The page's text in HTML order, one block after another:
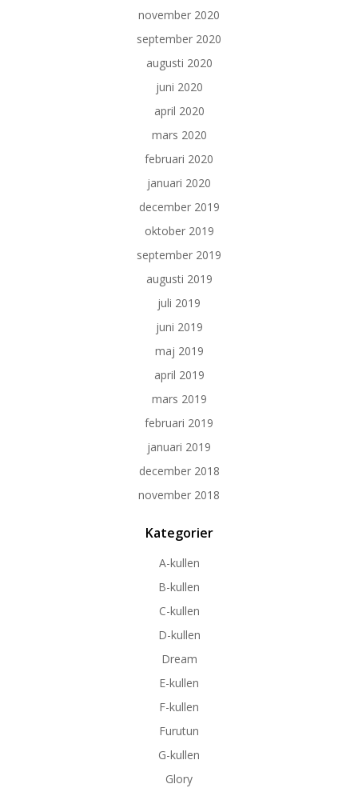
november 2020
september 2020
augusti 2020
juni 2020
april 2020
mars 2020
februari 2020
januari 2020
december 2019
oktober 2019
september 2019
augusti 2019
juli 2019
juni 2019
maj 2019
april 2019
mars 2019
februari 2019
januari 2019
december 2018
november 2018
Kategorier
A-kullen
B-kullen
C-kullen
D-kullen
Dream
E-kullen
F-kullen
Furutun
G-kullen
Glory